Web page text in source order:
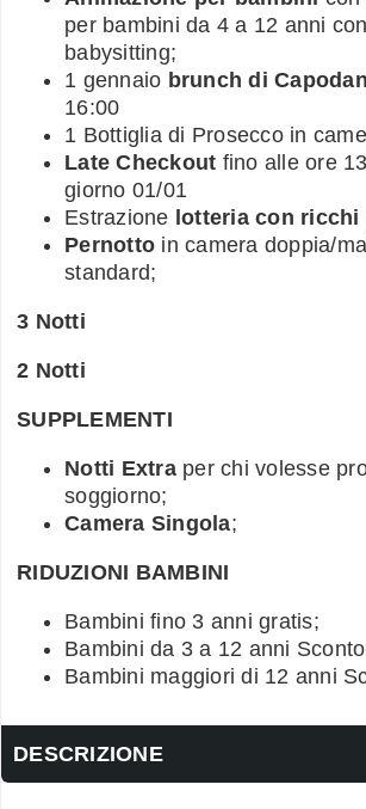
per bambini da 4 a 12 anni
babysitting;
1 gennaio brunch di
16:00
1 Bottiglia di Prosecco in
Late Checkout fino alle ore
giorno 01/01
Estrazione lotteria con ricchi
Pernotto in camera doppia/
standard;
3 Notti
2 Notti
SUPPLEMENTI
Notti Extraper chi volesse
soggiorno;
Camera Singola;
RIDUZIONI BAMBINI
Bambini fino 3 anni gratis;
Bambini da 3 a 12 anni
Bambini maggiori di 12 anni
DESCRIZIONE